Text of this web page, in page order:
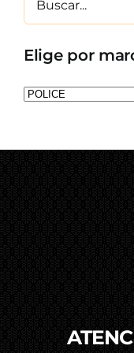
Elige por